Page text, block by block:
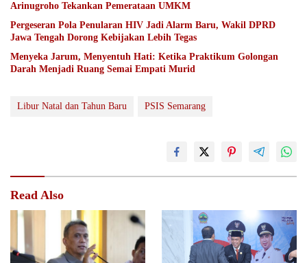
Arinugroho Tekankan Pemerataan UMKM
Pergeseran Pola Penularan HIV Jadi Alarm Baru, Wakil DPRD
Jawa Tengah Dorong Kebijakan Lebih Tegas
Menyeka Jarum, Menyentuh Hati: Ketika Praktikum Golongan
Darah Menjadi Ruang Semai Empati Murid
Libur Natal dan Tahun Baru PSIS Semarang
Read Also